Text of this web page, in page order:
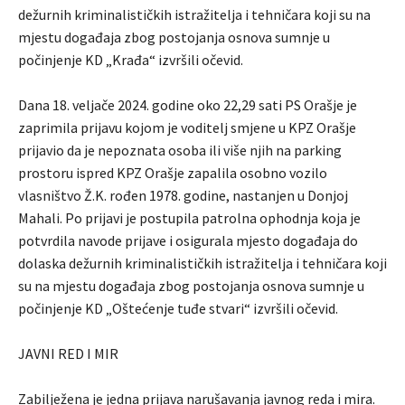
dežurnih kriminalističkih istražitelja i tehničara koji su na
mjestu događaja zbog postojanja osnova sumnje u
počinjenje KD „Krađa“ izvršili očevid.
Dana 18. veljače 2024. godine oko 22,29 sati PS Orašje je
zaprimila prijavu kojom je voditelj smjene u KPZ Orašje
prijavio da je nepoznata osoba ili više njih na parking
prostoru ispred KPZ Orašje zapalila osobno vozilo
vlasništvo Ž.K. rođen 1978. godine, nastanjen u Donjoj
Mahali. Po prijavi je postupila patrolna ophodnja koja je
potvrdila navode prijave i osigurala mjesto događaja do
dolaska dežurnih kriminalističkih istražitelja i tehničara koji
su na mjestu događaja zbog postojanja osnova sumnje u
počinjenje KD „Oštećenje tuđe stvari“ izvršili očevid.
JAVNI RED I MIR
Zabilježena je jedna prijava narušavanja javnog reda i mira.